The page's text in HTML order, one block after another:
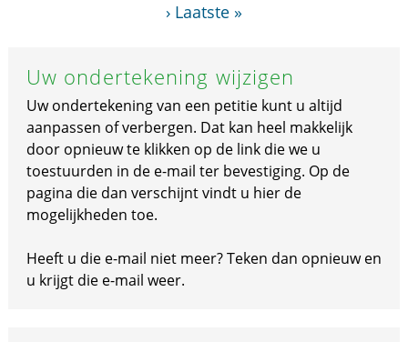
› Laatste »
Uw ondertekening wijzigen
Uw ondertekening van een petitie kunt u altijd
aanpassen of verbergen. Dat kan heel makkelijk
door opnieuw te klikken op de link die we u
toestuurden in de e-mail ter bevestiging. Op de
pagina die dan verschijnt vindt u hier de
mogelijkheden toe.
Heeft u die e-mail niet meer? Teken dan opnieuw en
u krijgt die e-mail weer.